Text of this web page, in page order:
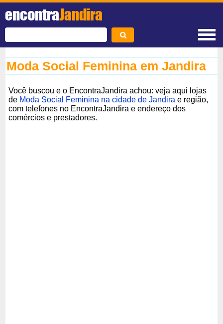
encontraJandira
Moda Social Feminina em Jandira
Você buscou e o EncontraJandira achou: veja aqui lojas
de Moda Social Feminina na cidade de Jandira e região,
com telefones no EncontraJandira e endereço dos
comércios e prestadores.